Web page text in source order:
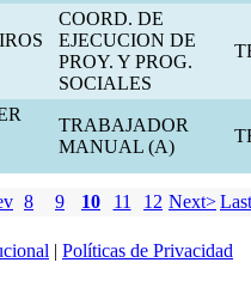
COORD. DE
EJECUCION DE
PROY. Y PROG.
SOCIALES
TRABAJADOR
MANUAL (A)
8 9 10 11 12 Next>
| Políticas de Privacidad